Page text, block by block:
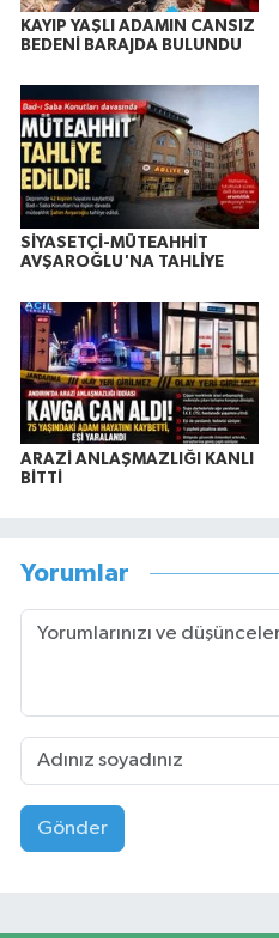
KAYIP YAŞLI ADAMIN CANSIZ
BEDENİ BARAJDA BULUNDU
SİYASETÇİ-MÜTEAHHİT
AVŞAROĞLU'NA TAHLİYE
ARAZİ ANLAŞMAZLIĞI KANLI
BİTTİ
Yorumlar
Gönder